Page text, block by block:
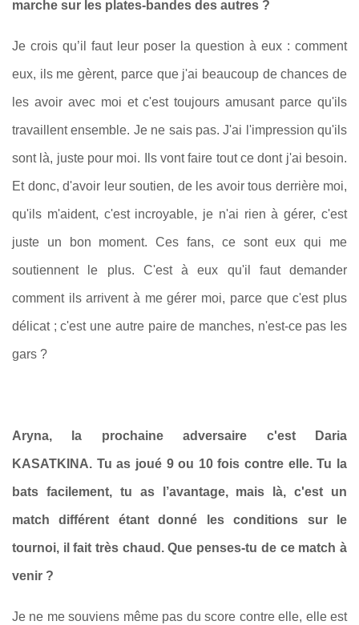
marche sur les plates-bandes des autres ?
Je crois qu’il faut leur poser la question à eux : comment
eux, ils me gèrent, parce que j'ai beaucoup de chances de
les avoir avec moi et c'est toujours amusant parce qu'ils
travaillent ensemble. Je ne sais pas. J'ai l'impression qu'ils
sont là, juste pour moi. Ils vont faire tout ce dont j'ai besoin.
Et donc, d'avoir leur soutien, de les avoir tous derrière moi,
qu'ils m'aident, c'est incroyable, je n'ai rien à gérer, c'est
juste un bon moment. Ces fans, ce sont eux qui me
soutiennent le plus. C'est à eux qu'il faut demander
comment ils arrivent à me gérer moi, parce que c'est plus
délicat ; c'est une autre paire de manches, n'est-ce pas les
gars ?
Aryna, la prochaine adversaire c'est Daria
KASATKINA. Tu as joué 9 ou 10 fois contre elle. Tu la
bats facilement, tu as l’avantage, mais là, c'est un
match différent étant donné les conditions sur le
tournoi, il fait très chaud. Que penses-tu de ce match à
venir ?
Je ne me souviens même pas du score contre elle, elle est